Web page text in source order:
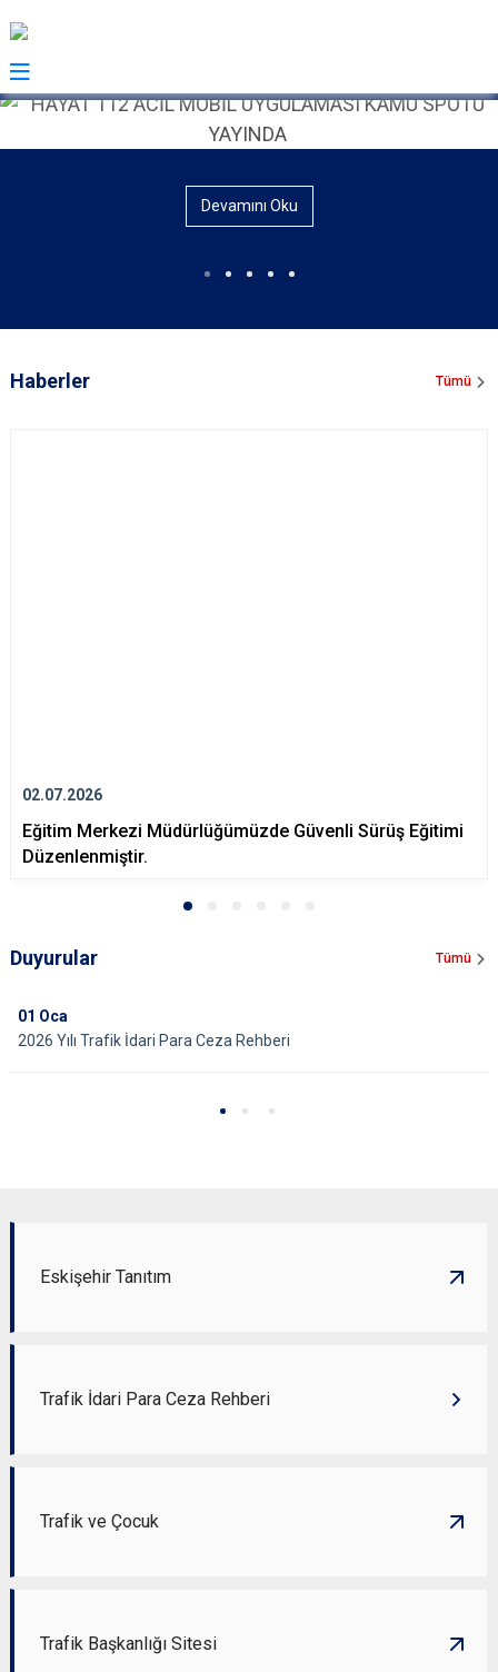
Devamını Oku
Haberler Tümü
02.07.2026
Eğitim Merkezi Müdürlüğümüzde Güvenli Sürüş Eğitimi
Düzenlenmiştir.
Duyurular Tümü
01 Oca
2026 Yılı Trafik İdari Para Ceza Rehberi
Eskişehir Tanıtım
Trafik İdari Para Ceza Rehberi
Trafik ve Çocuk
Trafik Başkanlığı Sitesi